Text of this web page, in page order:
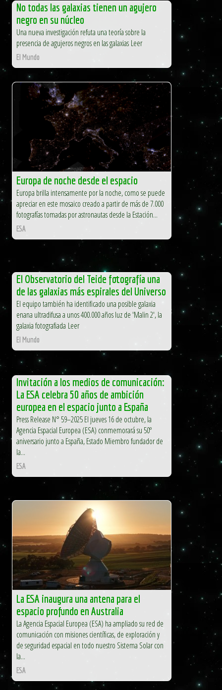
No todas las galaxias tienen un agujero
negro en su núcleo
Una nueva investigación refuta una teoría sobre la
presencia de agujeros negros en las galaxias Leer
El Mundo
Europa de noche desde el espacio
Europa brilla intensamente por la noche, como se puede
apreciar en este mosaico creado a partir de más de 7.000
fotografías tomadas por astronautas desde la Estación...
ESA
El Observatorio del Teide fotografía una
de las galaxias más espirales del Universo
El equipo también ha identificado una posible galaxia
enana ultradifusa a unos 400.000 años luz de 'Malin 2', la
galaxia fotografiada Leer
El Mundo
Invitación a los medios de comunicación:
La ESA celebra 50 años de ambición
europea en el espacio junto a España
Press Release N° 59–2025 El jueves 16 de octubre, la
Agencia Espacial Europea (ESA) conmemorará su 50º
aniversario junto a España, Estado Miembro fundador de
la...
ESA
La ESA inaugura una antena para el
espacio profundo en Australia
La Agencia Espacial Europea (ESA) ha ampliado su red de
comunicación con misiones científicas, de exploración y
de seguridad espacial en todo nuestro Sistema Solar con
la...
ESA